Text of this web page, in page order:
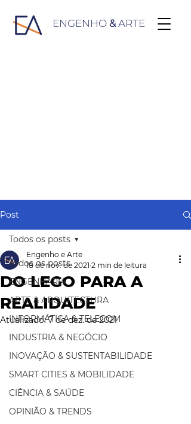
ENGENHO &ARTE
Post
Todos os posts
ENGENHARIA
ARTE & ARQUITECTURA
INFORMÁTICA & TELECOM
INDUSTRIA & NEGÓCIO
INOVAÇÃO & SUSTENTABILIDADE
SMART CITIES & MOBILIDADE
CIÊNCIA & SAÚDE
OPINIÃO & TRENDS
Todos os posts
DO LEGO PARA A
REALIDADE
Engenho e Arte
18 de nov. de 2021 2 min de leitura
Atualizado:7 de dez. de 2021